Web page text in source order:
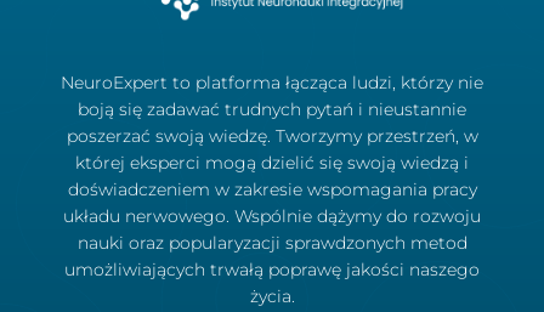
NeuroExpert to platforma łącząca ludzi, którzy nie
boją się zadawać trudnych pytań i nieustannie
poszerzać swoją wiedzę. Tworzymy przestrzeń, w
której eksperci mogą dzielić się swoją wiedzą i
doświadczeniem w zakresie wspomagania pracy
układu nerwowego. Wspólnie dążymy do rozwoju
nauki oraz popularyzacji sprawdzonych metod
umożliwiających trwałą poprawę jakości naszego
życia.